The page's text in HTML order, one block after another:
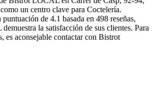
un centro clave para Coctelería.
de 4.1 basada en 498 reseñas,
la satisfacción de sus clientes. Para
es aconsejable contactar con Bistrot